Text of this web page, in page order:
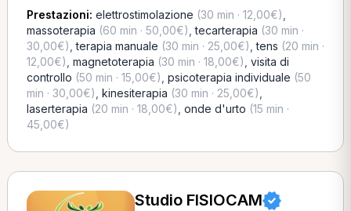
Prestazioni: elettrostimolazione (30 min · 12,00€)
massoterapia (60 min · 50,00€) ,tecarterapia (30 min ·
30,00€) ,terapia manuale (30 min · 25,00€) ,tens (20 min ·
12,00€) magnetoterapia (30 min · 18,00€) visita di
controllo (50 min · 15,00€) psicoterapia individuale (50
min · 30,00€) kinesiterapia (30 min · 25,00€)
laserterapia (20 min · 18,00€) onde d'urto (15 min ·
45,00€)
Studio FISIOCAM